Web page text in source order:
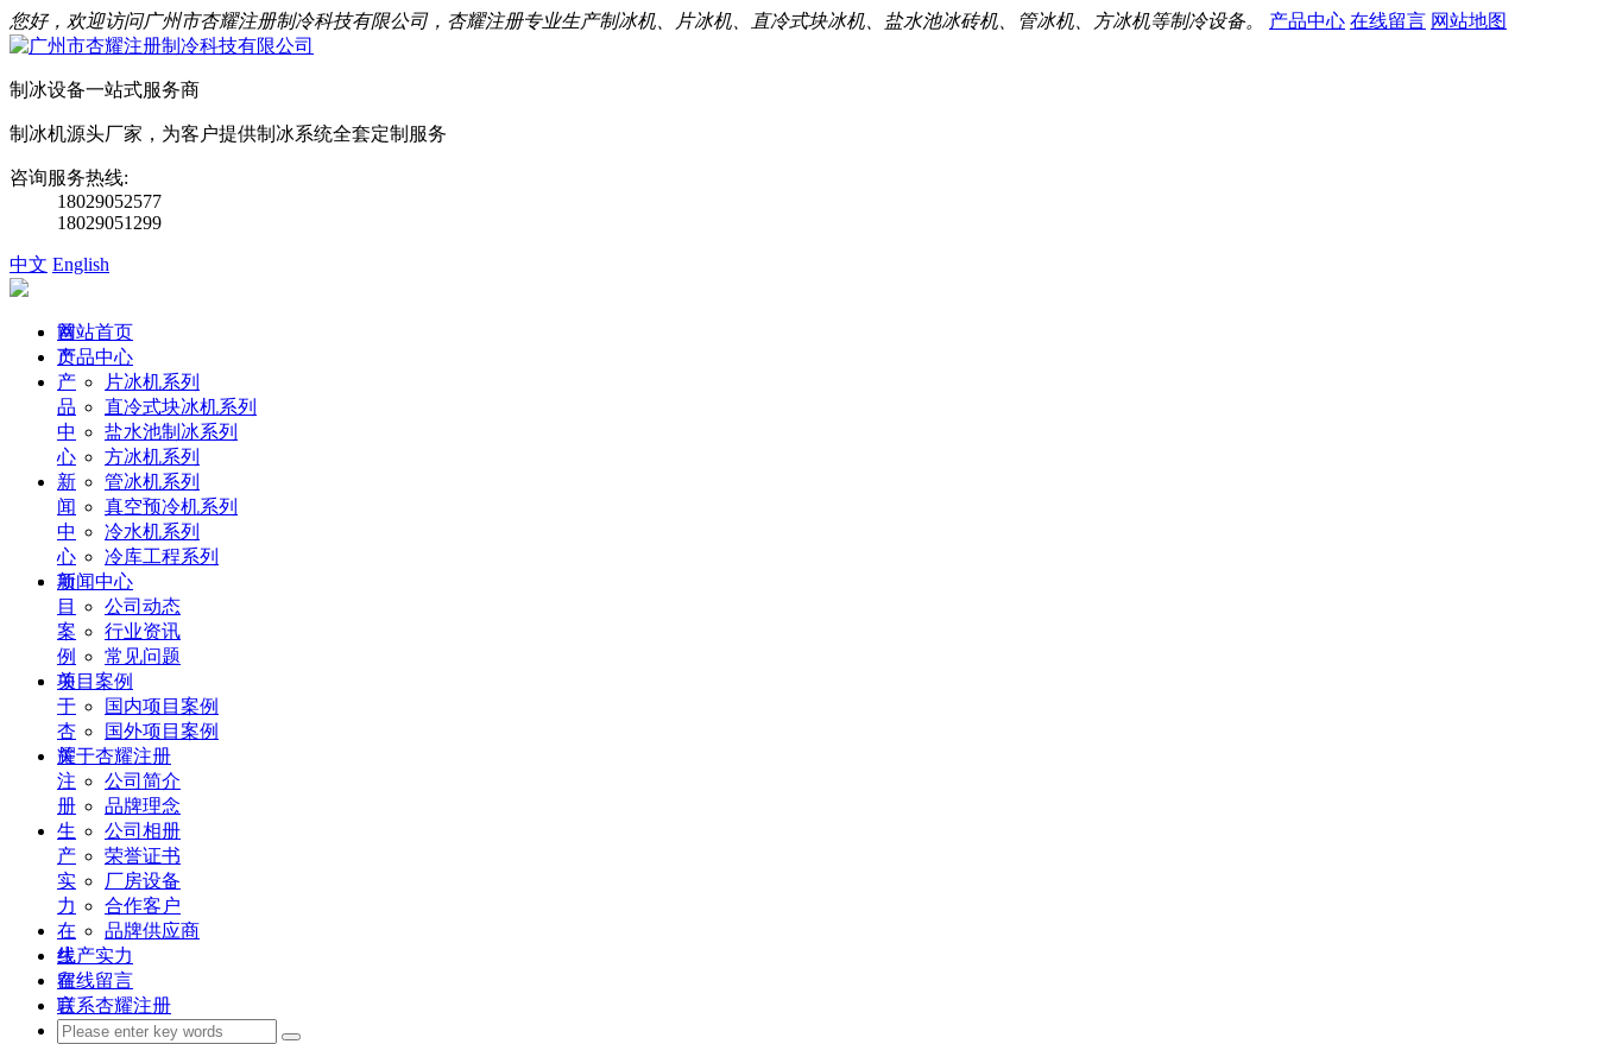
您好，欢迎访问广州市杏耀注册制冷科技有限公司，杏耀注册专业生产制冰机、片冰机、直冷式块冰机、盐水池冰砖机、管冰机、方冰机等制冷设备。 产品中心 在线留言 网站地图
制冰设备一站式服务商
制冰机源头厂家，为客户提供制冰系统全套定制服务
咨询服务热线:
18029052577
18029051299
中文 English
首
页
产
品
中
心
新
闻
中
心
项
目
案
例
关
于
杏
耀
注
册
生
产
实
力
在
线
留
言
联
网站首页
产品中心
片冰机系列
直冷式块冰机系列
盐水池制冰系列
方冰机系列
管冰机系列
真空预冷机系列
冷水机系列
冷库工程系列
新闻中心
公司动态
行业资讯
常见问题
项目案例
国内项目案例
国外项目案例
关于杏耀注册
公司简介
品牌理念
公司相册
荣誉证书
厂房设备
合作客户
品牌供应商
生产实力
在线留言
联系杏耀注册